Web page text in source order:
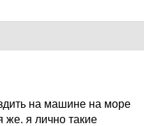
на машине на море
же. я лично такие